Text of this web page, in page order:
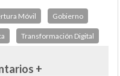
Móvil Gobierno
Transformación Digital
+